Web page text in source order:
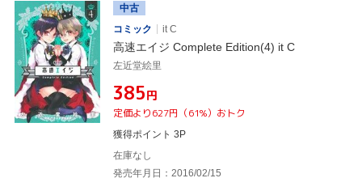
中古
コミック
it C
高速エイジ Complete Edition(4) it C
左近堂絵里
¥385円
定価より627円（61%）おトク
獲得ポイント 3P
在庫なし
発売年月日：2016/02/15